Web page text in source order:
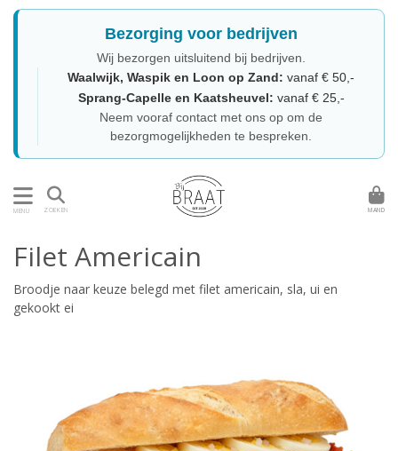
Bezorging voor bedrijven
Wij bezorgen uitsluitend bij bedrijven.
Waalwijk, Waspik en Loon op Zand: vanaf € 50,-
Sprang-Capelle en Kaatsheuvel: vanaf € 25,-
Neem vooraf contact met ons op om de
bezorgmogelijkheden te bespreken.
MENU ZOEKEN MAND
Filet Americain
Broodje naar keuze belegd met filet americain, sla, ui en
gekookt ei